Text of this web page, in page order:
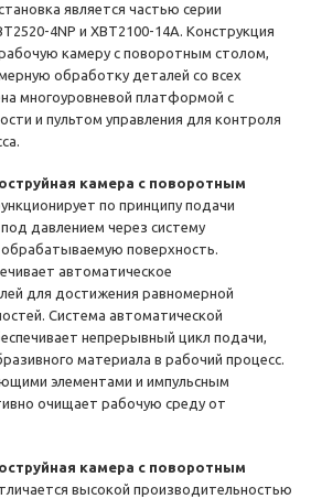
является частью серии
4NP и XBT2100-14A. Конструкция
камеру с поворотным столом,
обработку деталей со всех
многоуровневой платформой с
и пультом управления для контроля
камера с поворотным
по принципу подачи
давлением через систему
обрабатываемую поверхность.
автоматическое
для достижения равномерной
Система автоматической
непрерывный цикл подачи,
материала в рабочий процесс.
элементами и импульсным
очищает рабочую среду от
камера с поворотным
высокой производительностью